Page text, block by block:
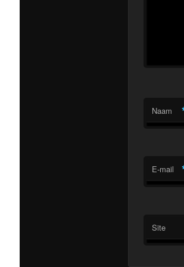
Naam
E-mail
Site